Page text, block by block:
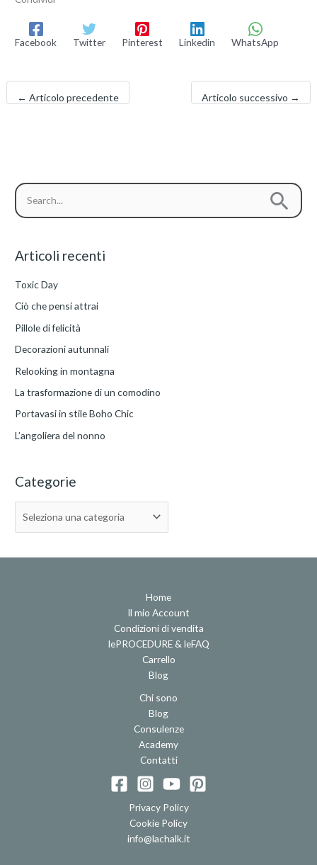
Facebook Twitter Pinterest Linkedin WhatsApp
← Articolo precedente Articolo successivo →
c
a
Articoli recenti
Toxic Day
Ciò che pensi attrai
Pillole di felicità
Decorazioni autunnali
Relooking in montagna
La trasformazione di un comodino
Portavasi in stile Boho Chic
L’angoliera del nonno
Categorie
C
a
e
o
r
i
e
Home
Il mio Account
Condizioni di vendita
lePROCEDURE & leFAQ
Carrello
Blog
Chi sono
Blog
Consulenze
Academy
Contatti
Privacy Policy
Cookie Policy
info@lachalk.it